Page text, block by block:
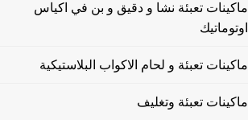
ماكينات تعبئة نشا و دقيق و بن في اكياس
اوتوماتيك
ماكينات تعبئة و لحام الاكواب البلاستيكية
ماكينات تعبئة وتغليف